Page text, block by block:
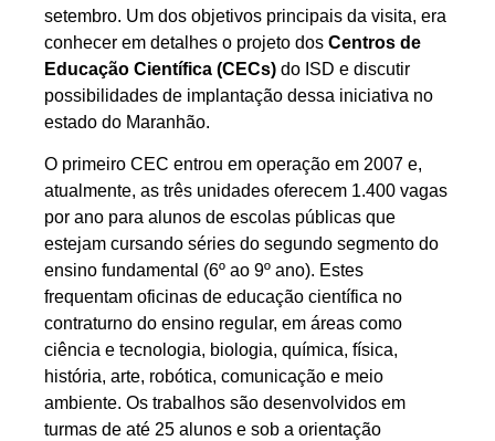
setembro. Um dos objetivos principais da visita, era
conhecer em detalhes o projeto dos Centros de
Educação Científica (CECs) do ISD e discutir
possibilidades de implantação dessa iniciativa no
estado do Maranhão.
O primeiro CEC entrou em operação em 2007 e,
atualmente, as três unidades oferecem 1.400 vagas
por ano para alunos de escolas públicas que
estejam cursando séries do segundo segmento do
ensino fundamental (6º ao 9º ano). Estes
frequentam oficinas de educação científica no
contraturno do ensino regular, em áreas como
ciência e tecnologia, biologia, química, física,
história, arte, robótica, comunicação e meio
ambiente. Os trabalhos são desenvolvidos em
turmas de até 25 alunos e sob a orientação